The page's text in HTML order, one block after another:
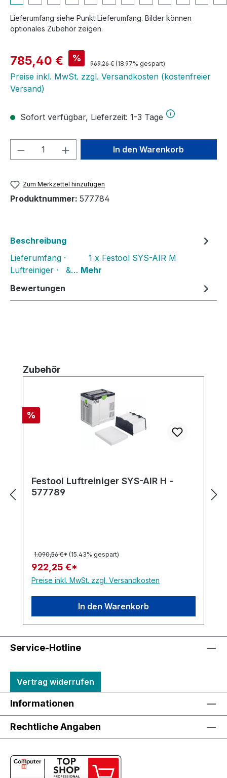
Lieferumfang siehe Punkt Lieferumfang. Bilder können
optionales Zubehör zeigen.
Verkaufspreis:
785,40 € % Regulärer Preis:
969,26 € (18.97% gespart)
Preise inkl. MwSt. zzgl. Versandkosten (kostenfreier
Versand)
Sofort verfügbar, Lieferzeit: 1-3 Tage
Produkt Anzahl: Gib denIn den Warenkorb
Zum Merkzettel hinzufügen
Produktnummer: 577784
Beschreibung
Lieferumfang · 1 x Festool SYS-AIR M
Luftreiniger · &… Mehr
Bewertungen
Produktgalerie überspringen
Zubehör
Rabatt
%
Festool Luftreiniger SYS-AIR H -
577789
1.090,56 €* (15.43% gespart)
922,25 €*
Preise inkl. MwSt. zzgl. Versandkosten
In den Warenkorb
Service-Hotline
Vertrag widerrufen
Informationen
Rechtliche Angaben